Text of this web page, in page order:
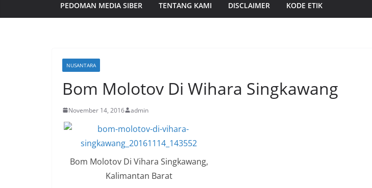
PEDOMAN MEDIA SIBER TENTANG KAMI DISCLAIMER KODE ETIK
NUSANTARA
Bom Molotov Di Wihara Singkawang
November 14, 2016 admin
Bom Molotov Di Vihara Singkawang,
Kalimantan Barat